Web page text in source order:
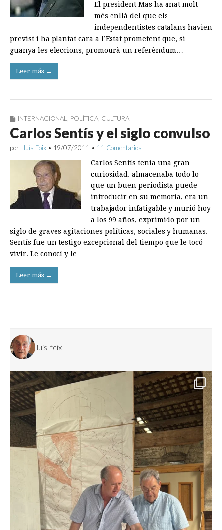
El president Mas ha anat molt
més enllà del que els
independentistes catalans havien
previst i ha plantat cara a l’Estat prometent que, si
guanya les eleccions, promourà un referèndum…
Leer más →
INTERNACIONAL, POLÍTICA, CULTURA
Carlos Sentís y el siglo convulso
por Lluís Foix • 19/07/2011 • 11 Comentarios
Carlos Sentís tenía una gran
curiosidad, almacenaba todo lo
que un buen periodista puede
introducir en su memoria, era un
trabajador infatigable y murió hoy
a los 99 años, exprimido por un
siglo de graves agitaciones políticas, sociales y humanas.
Sentís fue un testigo excepcional del tiempo que le tocó
vivir. Le conocí y le…
Leer más →
lluis_foix